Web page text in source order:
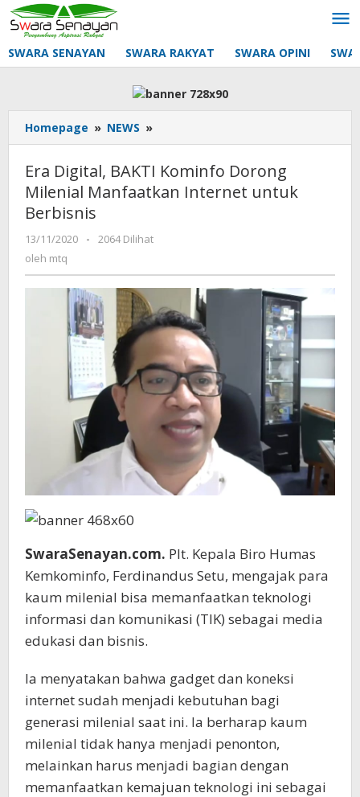
Lewati
ke
konten
SWARA SENAYAN SWARA RAKYAT SWARA OPINI
Homepage » NEWS »
Digital,
Kominfo
Dorong
Berbisnis
Era Digital, BAKTI Kominfo Dorong
Milenial Manfaatkan Internet untuk
Berbisnis
13/11/2020
oleh
-
2064 Dilihat
oleh mtq
SwaraSenayan.com. Plt. Kepala Biro Humas
Kemkominfo, Ferdinandus Setu, mengajak para
kaum milenial bisa memanfaatkan teknologi
informasi dan komunikasi (TIK) sebagai media
edukasi dan bisnis.
Ia menyatakan bahwa gadget dan koneksi
internet sudah menjadi kebutuhan bagi
generasi milenial saat ini. Ia berharap kaum
milenial tidak hanya menjadi penonton,
melainkan harus menjadi bagian dengan
memanfaatkan kemajuan teknologi ini sebagai